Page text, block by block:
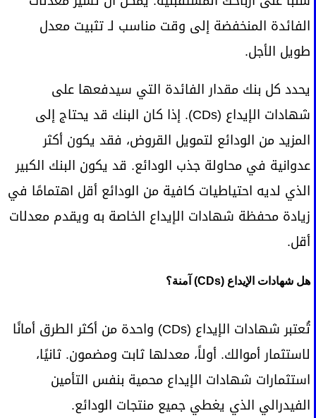
الفائدة المنخفضة إلى وقت مناسب لـ تثبيت معدل
طويل الأجل.
يحدد كل بنك مقدار الفائدة التي سيدفعها على
شهادات الإيداع (CDs). إذا كان البنك قد يحتاج إلى
المزيد من الودائع لتمويل القروض، فقد يكون أكثر
عدوانية في محاولة جذب الودائع. قد يكون البنك الكبير
الذي لديه احتياطيات كافية من الودائع أقل اهتمامًا في
زيادة محفظة شهادات الإيداع الخاصة به ويقدم معدلات
أقل.
هل شهادات الإيداع (CDs) آمنة؟
تُعتبر شهادات الإيداع (CDs) واحدة من أكثر الطرق أمانًا
لاستثمار أموالك. أولاً، معدلها ثابت ومضمون. ثانيًا،
استثمارات شهادات الإيداع محمية بنفس التأمين
الفيدرالي الذي يغطي جميع منتجات الودائع.